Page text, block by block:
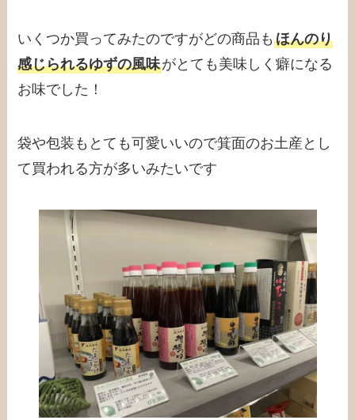
いくつか買ってみたのですがどの商品もほんのり
感じられるゆずの風味がとても美味しく癖になる
お味でした！
袋や包装もとても可愛いいので箕面のお土産とし
て買われる方が多いみたいです